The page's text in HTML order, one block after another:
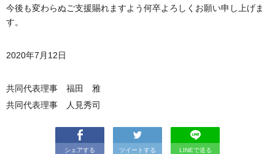
今後も変わらぬご支援賜れますよう何卒よろしくお願い申し上げま
す。
2020年7月12日
共同代表理事 福田 雅
共同代表理事 人見秀司
シェアする ツイートする LINEで送る